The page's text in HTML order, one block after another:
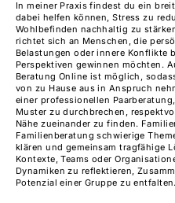
In meiner Praxis findest du ein
dabei helfen können, Stress zu
Wohlbefinden nachhaltig zu
richtet sich an Menschen, die
Belastungen oder innere Konflikte
Perspektiven gewinnen möchten.
Beratung Online ist möglich,
von zu Hause aus in Anspruch
einer professionellen Paarberatung
Muster zu durchbrechen,
Nähe zueinander zu finden.
Familienberatung schwierige
klären und gemeinsam tragfähige
Kontexte, Teams oder
Dynamiken zu reflektieren,
Potenzial einer Gruppe zu entfalten.